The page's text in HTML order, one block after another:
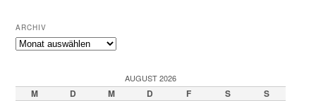
ARCHIV
Archiv
AUGUST 2026
M D M D F S S